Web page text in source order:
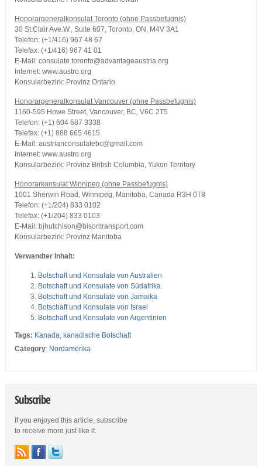
Honorargeneralkonsulat Toronto (ohne Passbefugnis)
30 St.Clair Ave.W., Suite 607, Toronto, ON, M4V 3A1
Telefon: (+1/416) 967 48 67
Telefax: (+1/416) 967 41 01
E-Mail: consulate.toronto@advantageaustria.org
Internet: www.austro.org
Konsularbezirk: Provinz Ontario
Honorargeneralkonsulat Vancouver (ohne Passbefugnis)
1160-595 Howe Street, Vancouver, BC, V6C 2T5
Telefon: (+1) 604 687 3338
Telefax: (+1) 888 665 4615
E-Mail: austrianconsulatebc@gmail.com
Internet: www.austro.org
Konsularbezirk: Provinz British Columbia, Yukon Territory
Honorarkonsulat Winnipeg (ohne Passbefugnis)
1001 Sherwin Road, Winnipeg, Manitoba, Canada R3H 0T8
Telefon: (+1/204) 833 0102
Telefax: (+1/204) 833 0103
E-Mail: bjhutchison@bisontransport.com
Konsularbezirk: Provinz Manitoba
Verwandter Inhalt:
Botschaft und Konsulate von Australien
Botschaft und Konsulate von Südafrika
Botschaft und Konsulate von Jamaika
Botschaft und Konsulate von Israel
Botschaft und Konsulate von Argentinien
Tags: Kanada, kanadische Botschaft
Category: Nordamerika
Subscribe
If you enjoyed this article, subscribe
to receive more just like it.